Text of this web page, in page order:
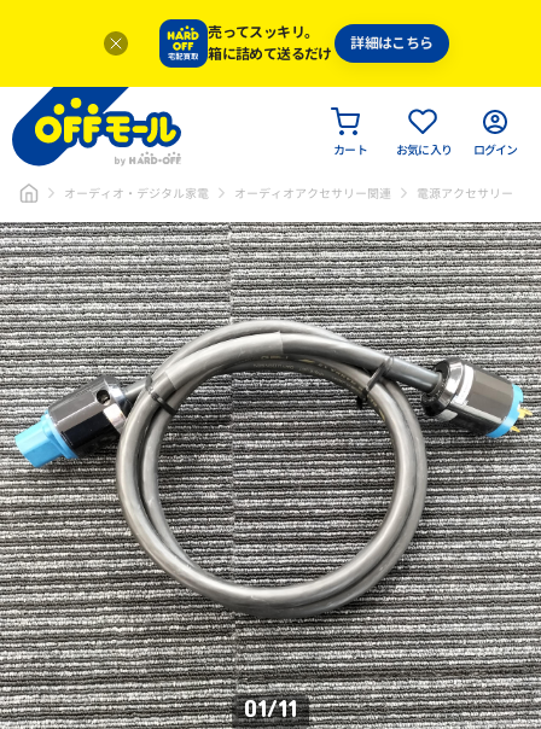
売ってスッキリ。
箱に詰めて送るだけ
詳細はこちら
カート お気に入り ログイン
オーディオ・デジタル家電 オーディオアクセサリー関連 電源アクセサリー
01/11